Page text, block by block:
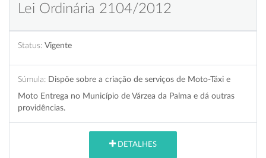
Lei Ordinária 2104/2012
Status: Vigente
Súmula: Dispõe sobre a criação de serviços de Moto-Táxi e
Moto Entrega no Município de Várzea da Palma e dá outras
providências.
DETALHES